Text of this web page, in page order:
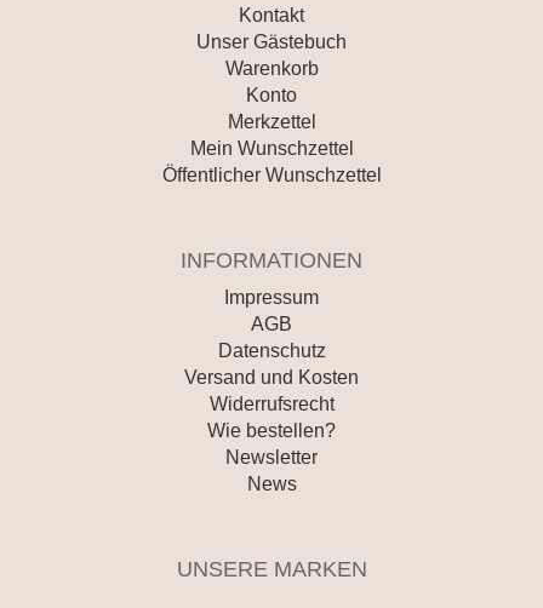
Kontakt
Unser Gästebuch
Warenkorb
Konto
Merkzettel
Mein Wunschzettel
Öffentlicher Wunschzettel
INFORMATIONEN
Impressum
AGB
Datenschutz
Versand und Kosten
Widerrufsrecht
Wie bestellen?
Newsletter
News
UNSERE MARKEN